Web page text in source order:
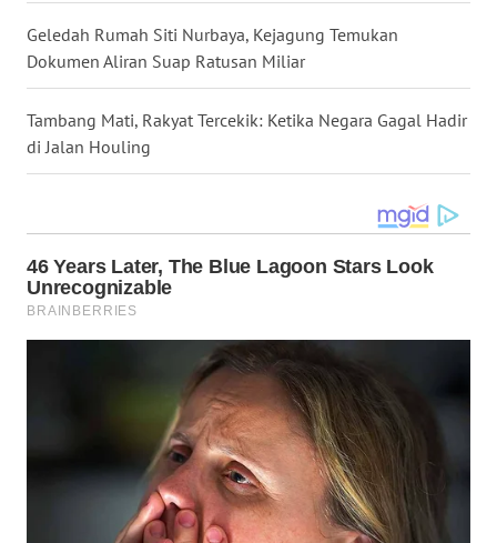
Geledah Rumah Siti Nurbaya, Kejagung Temukan
Dokumen Aliran Suap Ratusan Miliar
Tambang Mati, Rakyat Tercekik: Ketika Negara Gagal Hadir
di Jalan Houling
WN
MALUKU
WN
MALUT
DAIRI
WN
DANAU
TOBA
WN